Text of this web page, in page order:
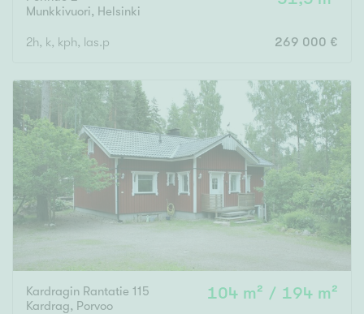
Munkkivuori, Helsinki
2h, k, kph, las.p 269 000 €
Kardragin Rantatie 115
Kardrag, Porvoo
104 m² / 194 m²